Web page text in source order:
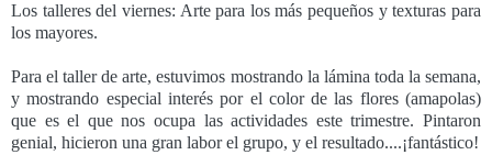
Los talleres del viernes: Arte para los más pequeños y texturas para
los mayores.
Para el taller de arte, estuvimos mostrando la lámina toda la semana,
y mostrando especial interés por el color de las flores (amapolas)
que es el que nos ocupa las actividades este trimestre. Pintaron
genial, hicieron una gran labor el grupo, y el resultado....¡fantástico!